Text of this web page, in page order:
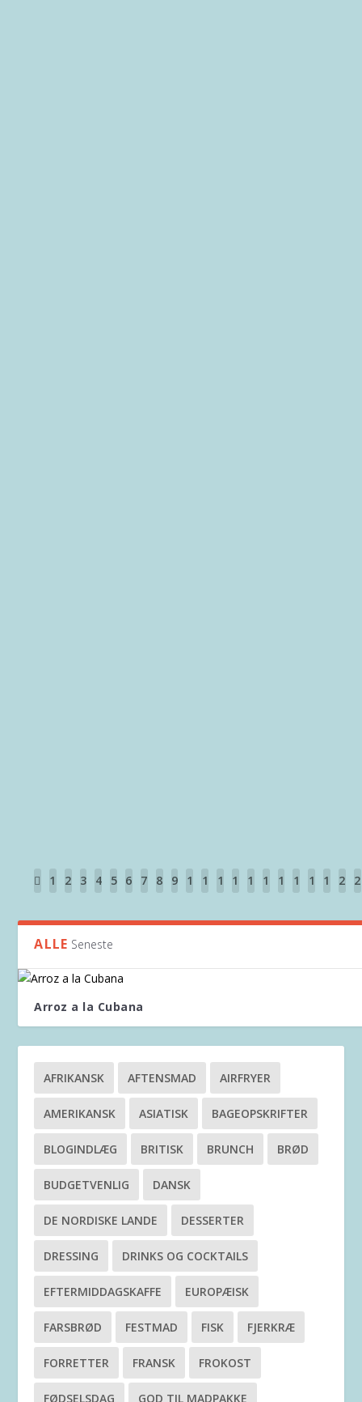
1 2 3 4 5 6 7 8 9
1
1
1
1
1
1
1
1
1
1
2
2
ALLE Seneste
Arroz a la Cubana
AFRIKANSK AFTENSMAD AIRFRYER
AMERIKANSK ASIATISK BAGEOPSKRIFTER
BLOGINDLÆG BRITISK BRUNCH BRØD
BUDGETVENLIG DANSK
DE NORDISKE LANDE DESSERTER
DRESSING DRINKS OG COCKTAILS
EFTERMIDDAGSKAFFE EUROPÆISK
FARSBRØD FESTMAD FISK FJERKRÆ
FORRETTER FRANSK FROKOST
FØDSELSDAG GOD TIL MADPAKKE